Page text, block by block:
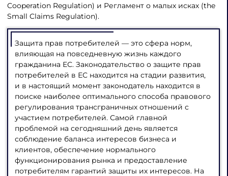
Cooperation Regulation) и Регламент о малых исках (the
Small Claims Regulation).
Защита прав потребителей — это сфера норм,
влияющая на повседневную жизнь каждого
гражданина ЕС. Законодательство о защите прав
потребителей в ЕС находится на стадии развития,
и в настоящий момент законодатель находится в
поиске наиболее оптимального способа правового
регулирования трансграничных отношений с
участием потребителей. Самой главной
проблемой на сегодняшний день является
соблюдение баланса интересов бизнеса и
клиентов, обеспечение нормального
функционирования рынка и предоставление
потребителям гарантий защиты их интересов. На